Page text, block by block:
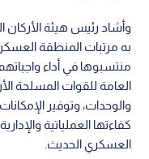
وأشاد رئيس هيئة الأركان
به مرتبات المنطقة
منتسبوها في أداء
العامة للقوات المسلحة
والوحدات، وتوفير
كفاءتها العملياتية
العسكري الحديث.